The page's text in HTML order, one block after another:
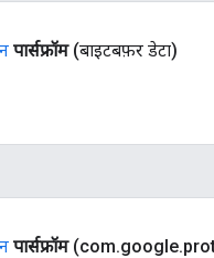
पार्सफ्रॉम (बाइटबफ़र डेटा)
पार्सफ्रॉम (com.google.